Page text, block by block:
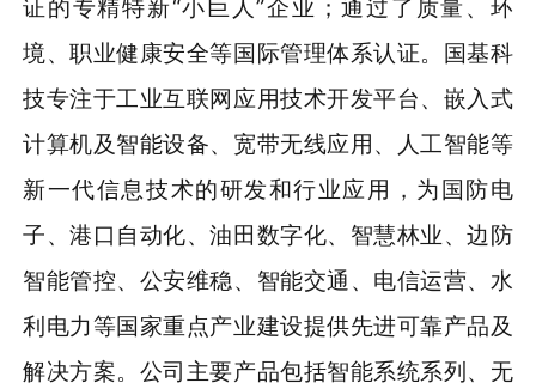
证的专精特新“小巨人”企业；通过了质量、环
境、职业健康安全等国际管理体系认证。国基科
技专注于工业互联网应用技术开发平台、嵌入式
计算机及智能设备、宽带无线应用、人工智能等
新一代信息技术的研发和行业应用，为国防电
子、港口自动化、油田数字化、智慧林业、边防
智能管控、公安维稳、智能交通、电信运营、水
利电力等国家重点产业建设提供先进可靠产品及
解决方案。公司主要产品包括智能系统系列、无